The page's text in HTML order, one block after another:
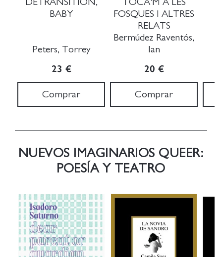
BABY
Peters, Torrey
23 €
Comprar
FOSQUES I ALTRES
RELATS
Bermúdez Raventós,
Ian
20 €
Comprar
NUEVOS IMAGINARIOS QUEER:
POESÍA Y TEATRO